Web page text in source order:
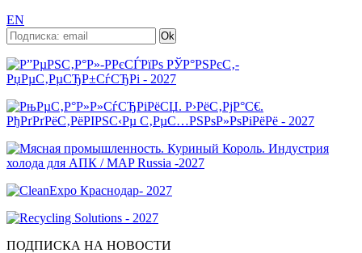
EN
ПОДПИСКА НА НОВОСТИ